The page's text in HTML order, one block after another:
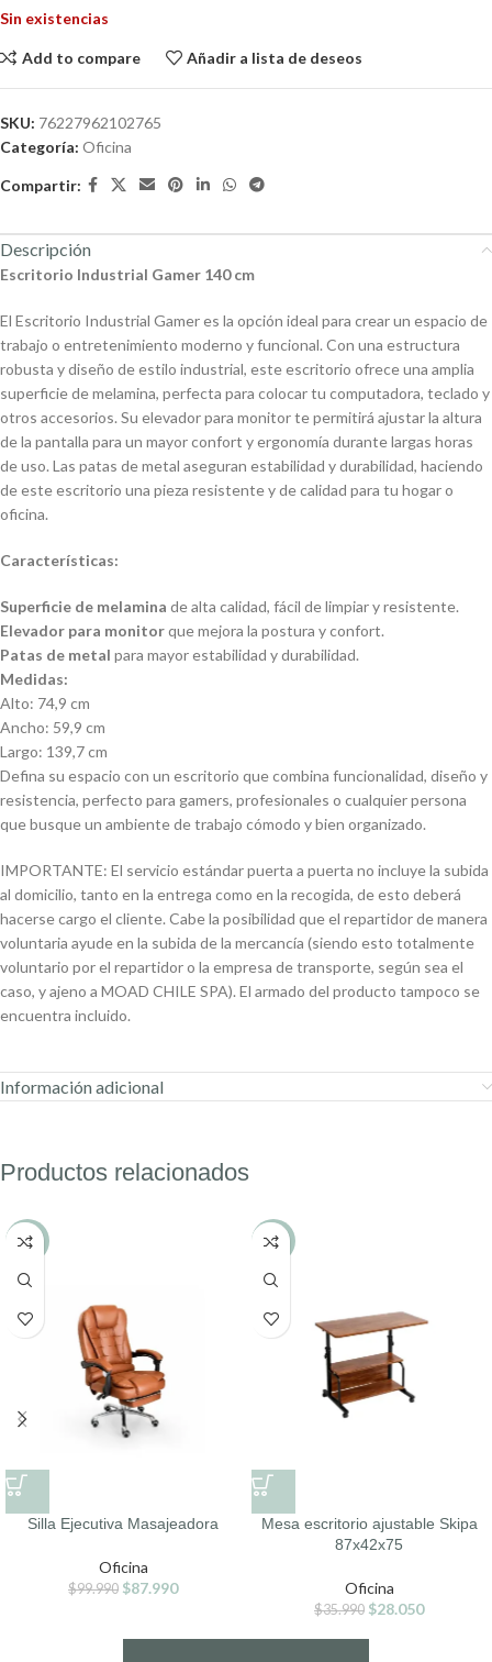
Sin existencias
Add to compare Añadir a lista de deseos
SKU: 76227962102765
Categoría: Oficina
Compartir:
Descripción
Escritorio Industrial Gamer 140 cm
El Escritorio Industrial Gamer es la opción ideal para crear un espacio de
trabajo o entretenimiento moderno y funcional. Con una estructura
robusta y diseño de estilo industrial, este escritorio ofrece una amplia
superficie de melamina, perfecta para colocar tu computadora, teclado y
otros accesorios. Su elevador para monitor te permitirá ajustar la altura
de la pantalla para un mayor confort y ergonomía durante largas horas
de uso. Las patas de metal aseguran estabilidad y durabilidad, haciendo
de este escritorio una pieza resistente y de calidad para tu hogar o
oficina.
Características:
Superficie de melamina de alta calidad, fácil de limpiar y resistente.
Elevador para monitorque mejora la postura y confort.
Patas de metal para mayor estabilidad y durabilidad.
Medidas:
Alto: 74,9 cm
Ancho: 59,9 cm
Largo: 139,7 cm
Defina su espacio con un escritorio que combina funcionalidad, diseño y
resistencia, perfecto para gamers, profesionales o cualquier persona
que busque un ambiente de trabajo cómodo y bien organizado.
IMPORTANTE: El servicio estándar puerta a puerta no incluye la subida
al domicilio, tanto en la entrega como en la recogida, de esto deberá
hacerse cargo el cliente. Cabe la posibilidad que el repartidor de manera
voluntaria ayude en la subida de la mercancía (siendo esto totalmente
voluntario por el repartidor o la empresa de transporte, según sea el
caso, y ajeno a MOAD CHILE SPA). El armado del producto tampoco se
encuentra incluido.
Información adicional
Productos relacionados
-12%
Silla Ejecutiva Masajeadora
Oficina
$99.990 $87.990
-22%
Mesa escritorio ajustable Skipa
87x42x75
Oficina
$35.990 $28.050